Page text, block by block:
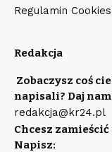
Regulamin Cookies
Redakcja
Zobaczysz coś
napisali? Daj
redakcja@kr24.pl
Chcesz
Napisz: